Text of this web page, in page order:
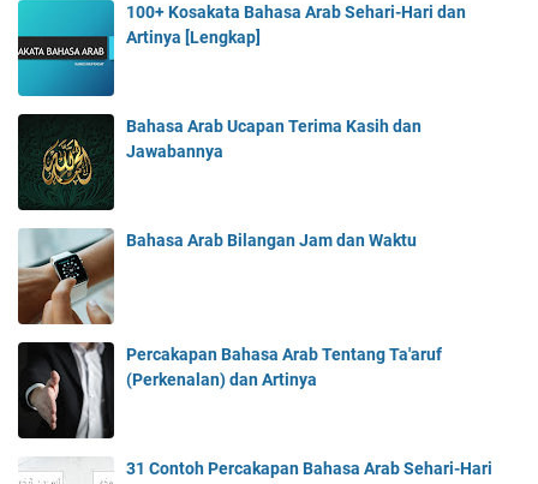
100+ Kosakata Bahasa Arab Sehari-Hari dan
Artinya [Lengkap]
Bahasa Arab Ucapan Terima Kasih dan
Jawabannya
Bahasa Arab Bilangan Jam dan Waktu
Percakapan Bahasa Arab Tentang Ta'aruf
(Perkenalan) dan Artinya
31 Contoh Percakapan Bahasa Arab Sehari-Hari